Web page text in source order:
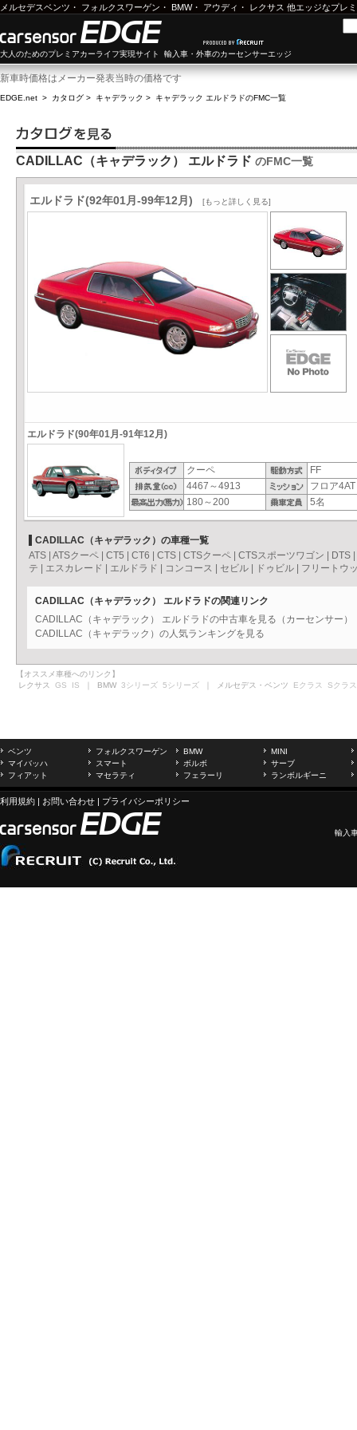
メルセデスベンツ ・ フォルクスワーゲン ・ BMW・ アウディ ・ レクサス 他エッジなプレ
大人のためのプレミアカーライフ実現サイト 輸入車・外車のカーセンサーエッジ
新車時価格はメーカー発表当時の価格です
EDGE.net > カタログ > キャデラック > キャデラック エルドラドのFMC一覧
CADILLAC（キャデラック） エルドラド のFMC一覧
エルドラド(92年01月-99年12月) [もっと詳しく見る]
エルドラド(90年01月-91年12月)
クーペ
FF
4467～4913
フロア4AT
180～200
5名
CADILLAC（キャデラック）の車種一覧
ATS ATSクーペ CT5 CT6 CTS CTSクーペ CTSスポーツワゴン DTS
テ
エスカレード エルドラド コンコース セビル ドゥビル フリートウ
CADILLAC（キャデラック） エルドラドの関連リンク
CADILLAC（キャデラック） エルドラドの中古車を見る（カーセンサー）
CADILLAC（キャデラック）の人気ランキングを見る
【オススメ車種へのリンク】
レクサス GS IS ｜ BMW 3シリーズ 5シリーズ ｜ メルセデス・ベンツ Eクラス Sクラス
ベンツ フォルクスワーゲン BMW
MINI
マイバッハ
スマート ボルボ
サーブ
フィアット
マセラティ フェラーリ ランボルギーニ
利用規約 | お問い合わせ | プライバシーポリシー
輸入